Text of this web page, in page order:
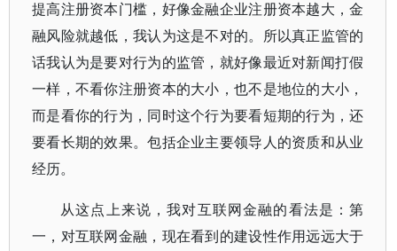
提高注册资本门槛，好像金融企业注册资本越大，金
融风险就越低，我认为这是不对的。所以真正监管的
话我认为是要对行为的监管，就好像最近对新闻打假
一样，不看你注册资本的大小，也不是地位的大小，
而是看你的行为，同时这个行为要看短期的行为，还
要看长期的效果。包括企业主要领导人的资质和从业
经历。
从这点上来说，我对互联网金融的看法是：第
一，对互联网金融，现在看到的建设性作用远远大于